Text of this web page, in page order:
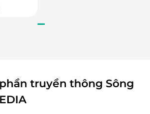
truyền thông Sông